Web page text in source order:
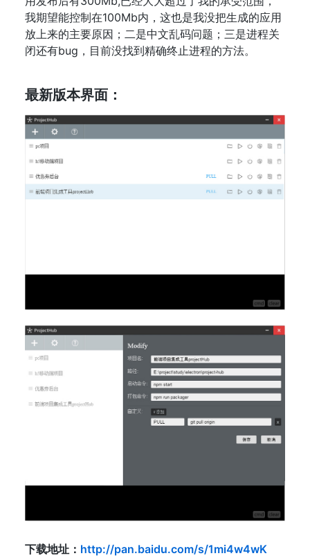
我期望能控制在100Mb内，这也是我没把生成的应用
放上来的主要原因；二是中文乱码问题；三是进程关
闭还有bug，目前没找到精确终止进程的方法。
最新版本界面：
下载地址： http://pan.baidu.com/s/1mi4w4wK